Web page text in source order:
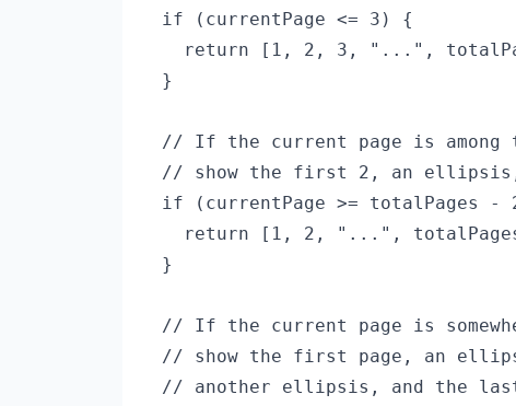
if (currentPage <= 3) {
return [1, 2, 3, "...",
}
// If the current page is among
// show the first 2, an ellipsis,
if (currentPage >= totalPages -
return [1, 2, "...", totalPages
}
// If the current page is
// show the first page, an
// another ellipsis, and the last